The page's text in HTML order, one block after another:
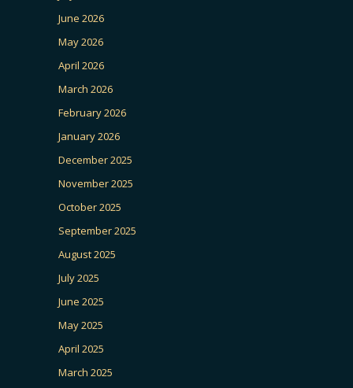
June 2026
May 2026
April 2026
March 2026
February 2026
January 2026
December 2025
November 2025
October 2025
September 2025
August 2025
July 2025
June 2025
May 2025
April 2025
March 2025